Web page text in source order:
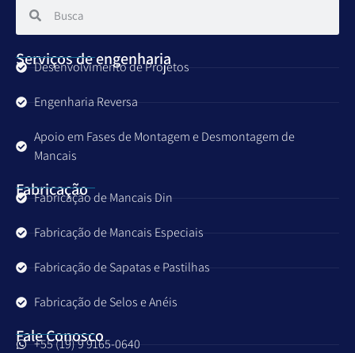
Serviços de engenharia
Desenvolvimento de Projetos
Engenharia Reversa
Apoio em Fases de Montagem e Desmontagem de
Mancais
Fabricação
Fabricação de Mancais Din
Fabricação de Mancais Especiais
Fabricação de Sapatas e Pastilhas
Fabricação de Selos e Anéis
Fale Conosco
+55 (19) 9 9165-0640